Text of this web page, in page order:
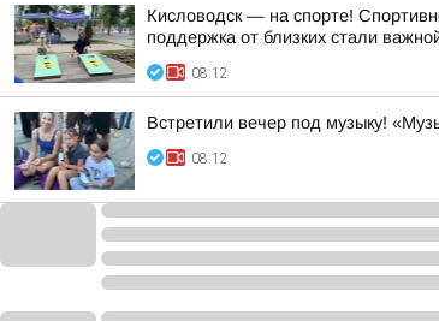
Кисловодск — на спорте!
поддержка от близких стали
08:12
Встретили вечер под музыку!
08:12